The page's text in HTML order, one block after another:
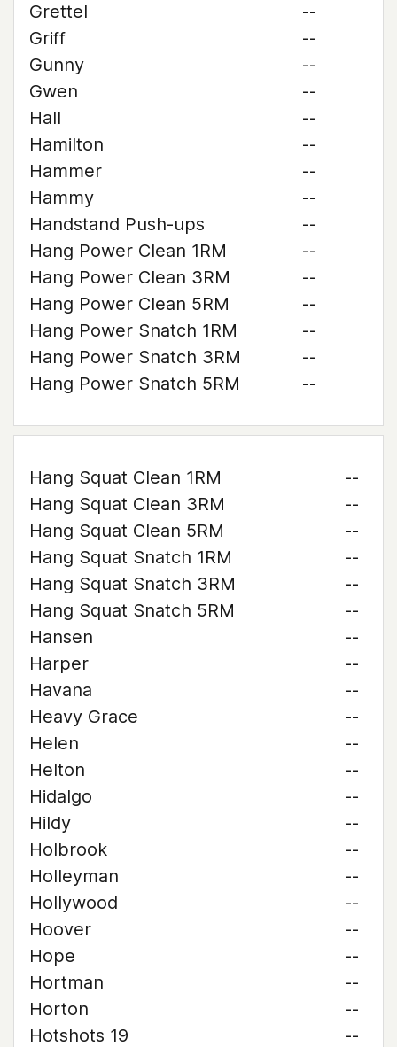
Grettel
--
Griff
--
Gunny
--
Gwen
--
Hall
--
Hamilton
--
Hammer
--
Hammy
--
Handstand Push-ups
--
Hang Power Clean 1RM
--
Hang Power Clean 3RM
--
Hang Power Clean 5RM
--
Hang Power Snatch 1RM
--
Hang Power Snatch 3RM
--
Hang Power Snatch 5RM
--
Hang Squat Clean 1RM
--
Hang Squat Clean 3RM
--
Hang Squat Clean 5RM
--
Hang Squat Snatch 1RM
--
Hang Squat Snatch 3RM
--
Hang Squat Snatch 5RM
--
Hansen
--
Harper
--
Havana
--
Heavy Grace
--
Helen
--
Helton
--
Hidalgo
--
Hildy
--
Holbrook
--
Holleyman
--
Hollywood
--
Hoover
--
Hope
--
Hortman
--
Horton
--
Hotshots 19
--